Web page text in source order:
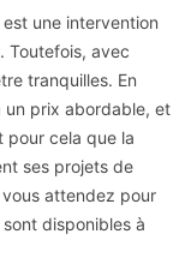
une intervention
Toutefois, avec
tranquilles. En
un prix abordable, et
pour cela que la
ses projets de
attendez pour
disponibles à